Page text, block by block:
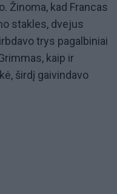
Žinoma, kad Francas
stakles, dvejus
trys pagalbiniai
kaip ir
širdį gaivindavo